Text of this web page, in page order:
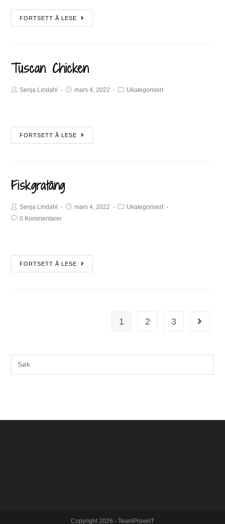
FORTSETT Å LESE
Tuscan Chicken
Senja Lindahl mars 4, 2022 Ukategorisert
FORTSETT Å LESE
Fiskgratäng
Senja Lindahl mars 4, 2022
Ukategorisert
0 Kommentarer
FORTSETT Å LESE
1 2 3
Copyright 2026 - TeamProveIT